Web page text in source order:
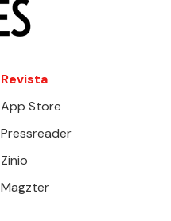
Revista
App Store
Pressreader
Zinio
Magzter